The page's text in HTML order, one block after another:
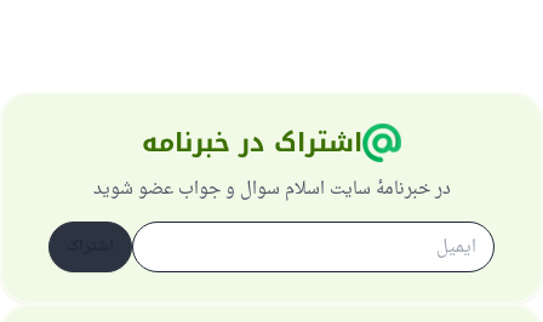
اشتراک در خبرنامه
در خبرنامهٔ سایت اسلام سوال و جواب عضو شوید